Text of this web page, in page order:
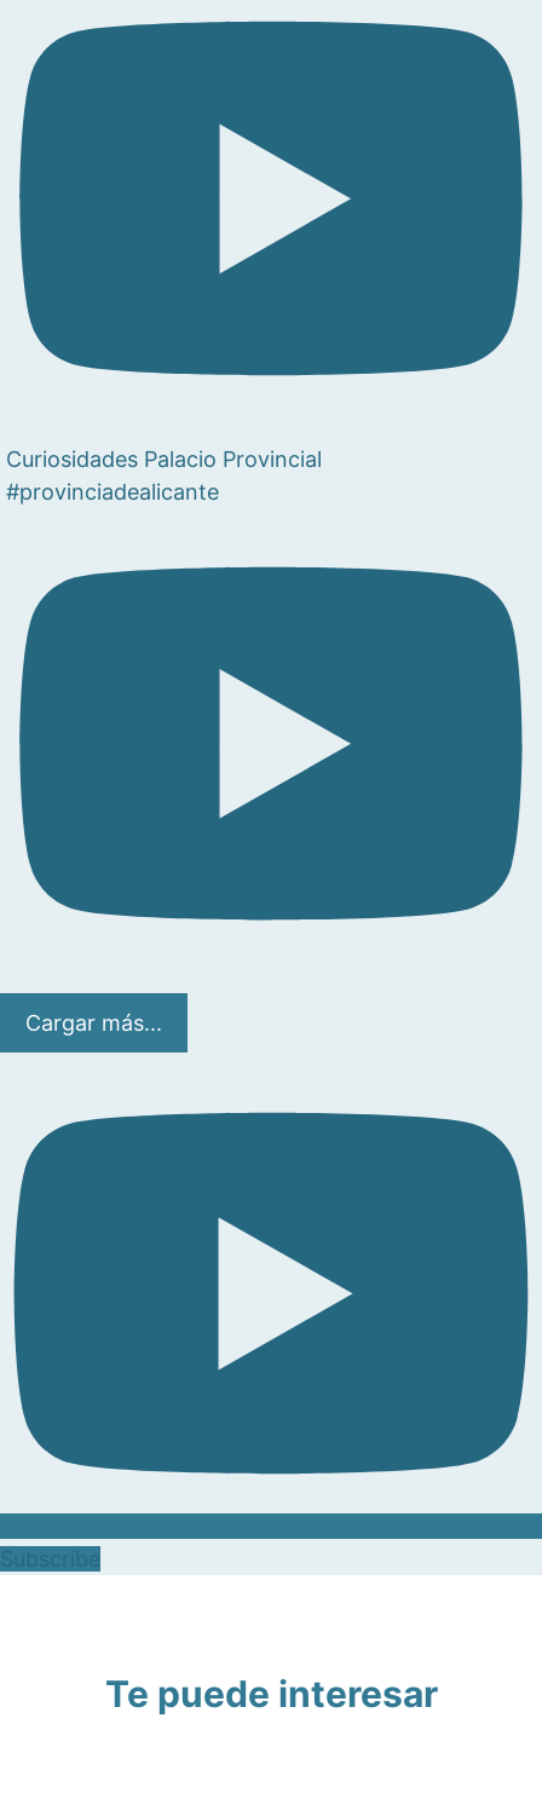
Curiosidades Palacio Provincial
#provinciadealicante
Cargar más...
Te puede interesar